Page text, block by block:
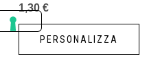
1,30 €
PERSONALIZZA